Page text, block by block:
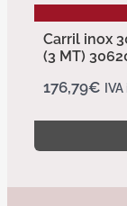
Carril inox
(3 MT)
176,79€